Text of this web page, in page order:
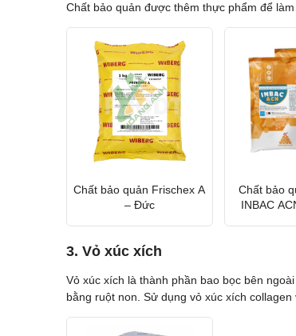
Chất bảo quản được thêm thực phẩm để
Chất bảo quản Frischex A
– Đức
Chất bảo
INBAC
3. Vỏ xúc xích
Vỏ xúc xích là thành phần bao bọc bên
bằng ruột non. Sử dụng vỏ xúc xích